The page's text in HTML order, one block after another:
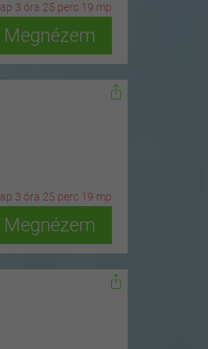
ap 3 óra 25 perc 17 mp
Megnézem
ap 3 óra 25 perc 17 mp
Megnézem